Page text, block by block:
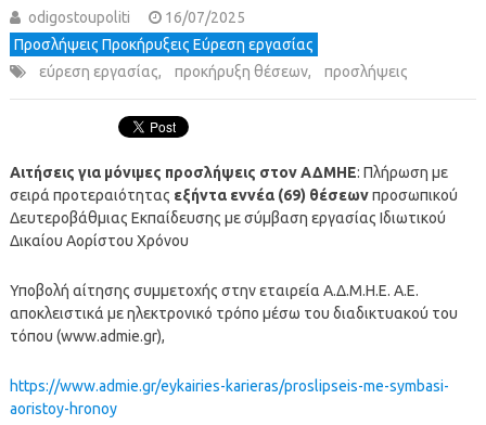
odigostoupoliti
16/07/2025
Προσλήψεις Προκήρυξεις Εύρεση εργασίας
εύρεση εργασίας, προκήρυξη θέσεων, προσλήψεις
Αιτήσεις για μόνιμες προσλήψεις στον ΑΔΜΗΕ: Πλήρωση με
σειρά προτεραιότητας εξήντα εννέα (69) θέσεωνπροσωπικού
Δευτεροβάθμιας Εκπαίδευσης με σύμβαση εργασίας Ιδιωτικού
Δικαίου Αορίστου Χρόνου
Υποβολή αίτησης συμμετοχής στην εταιρεία Α.Δ.Μ.Η.Ε. Α.Ε.
αποκλειστικά με ηλεκτρονικό τρόπο μέσω του διαδικτυακού του
τόπου (www.admie.gr),
https://www.admie.gr/eykairies-karieras/proslipseis-me-symbasi-
aoristoy-hronoy